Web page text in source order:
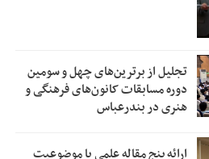
تجلیل از بر‌ترین‌های چهل و سومین
دوره مسابقات کانون‌های فرهنگی و
هنری در بندرعباس
ارائه پنج مقاله علمی با موضوعیت